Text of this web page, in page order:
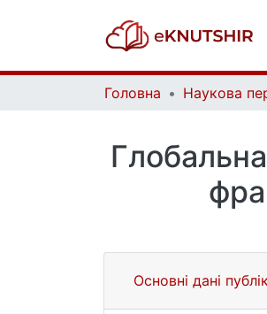
Головна
Основні дані